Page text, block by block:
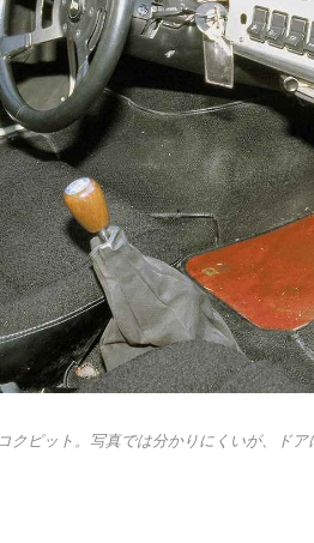
クピット。写真では分かりにくいが、ド